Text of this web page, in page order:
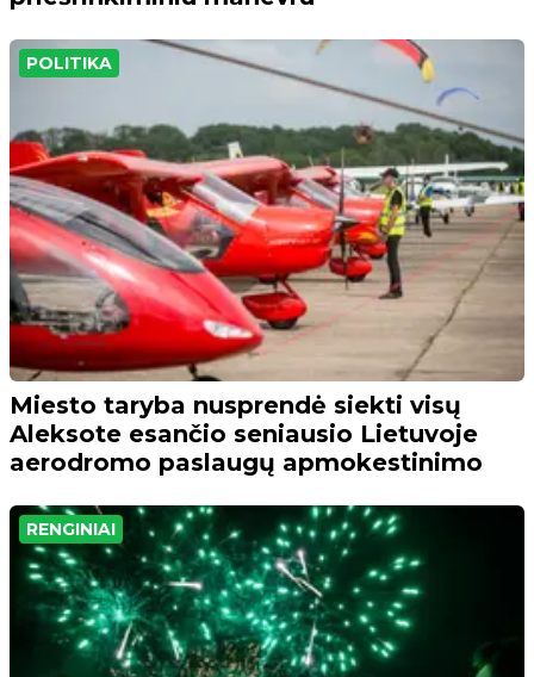
POLITIKA
Miesto taryba nusprendė siekti visų
Aleksote esančio seniausio Lietuvoje
aerodromo paslaugų apmokestinimo
RENGINIAI